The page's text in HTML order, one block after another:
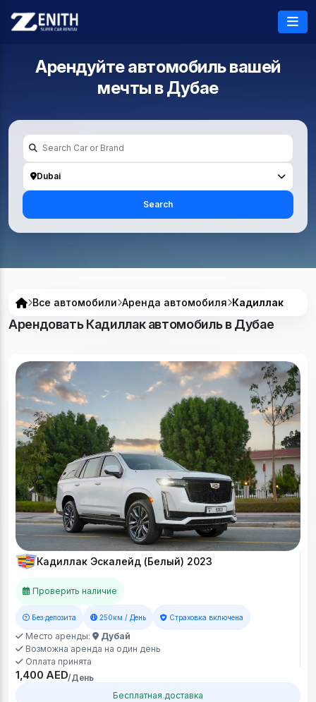
Арендуйте автомобиль вашей
мечты вДубае
Dubai
Search
Все автомобили Аренда автомобиля Кадиллак
Арендовать Кадиллак автомобиль в Дубае
Кадиллак Эскалейд (Белый) 2023
Проверить наличие
Без депозита 250км / День Страховка включена
Место аренды:
Дубай
Возможна аренда на один день
Оплата принята
1,400 AED/День
Бесплатная доставка